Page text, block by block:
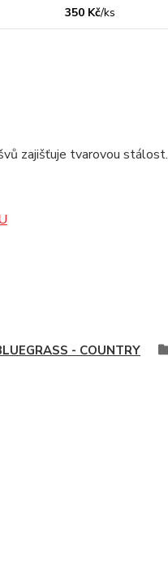
350 Kč/ks
zajišťuje tvarovou stálost.
- COUNTRY